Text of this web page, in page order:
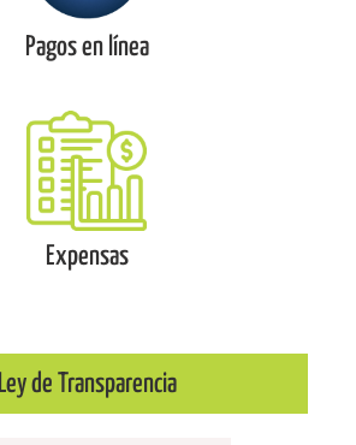
Pagos en línea
Expensas
Ley de Transparencia